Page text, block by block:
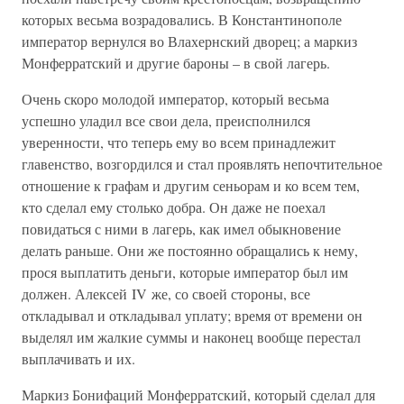
которых весьма возрадовались. В Константинополе
император вернулся во Влахернский дворец; а маркиз
Монферратский и другие бароны – в свой лагерь.
Очень скоро молодой император, который весьма
успешно уладил все свои дела, преисполнился
уверенности, что теперь ему во всем принадлежит
главенство, возгордился и стал проявлять непочтительное
отношение к графам и другим сеньорам и ко всем тем,
кто сделал ему столько добра. Он даже не поехал
повидаться с ними в лагерь, как имел обыкновение
делать раньше. Они же постоянно обращались к нему,
прося выплатить деньги, которые император был им
должен. Алексей IV же, со своей стороны, все
откладывал и откладывал уплату; время от времени он
выделял им жалкие суммы и наконец вообще перестал
выплачивать и их.
Маркиз Бонифаций Монферратский, который сделал для